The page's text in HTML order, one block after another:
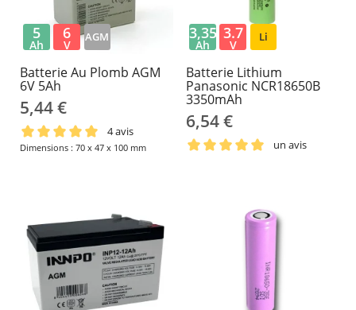
Batterie Au Plomb AGM
6V 5Ah
5,44 €
4 avis
Dimensions : 70 x 47 x 100 mm
5
Ah
6
V
AGM
Batterie Lithium
Panasonic NCR18650B
3350mAh
6,54 €
un avis
3,35
Ah
3.7
V
Li